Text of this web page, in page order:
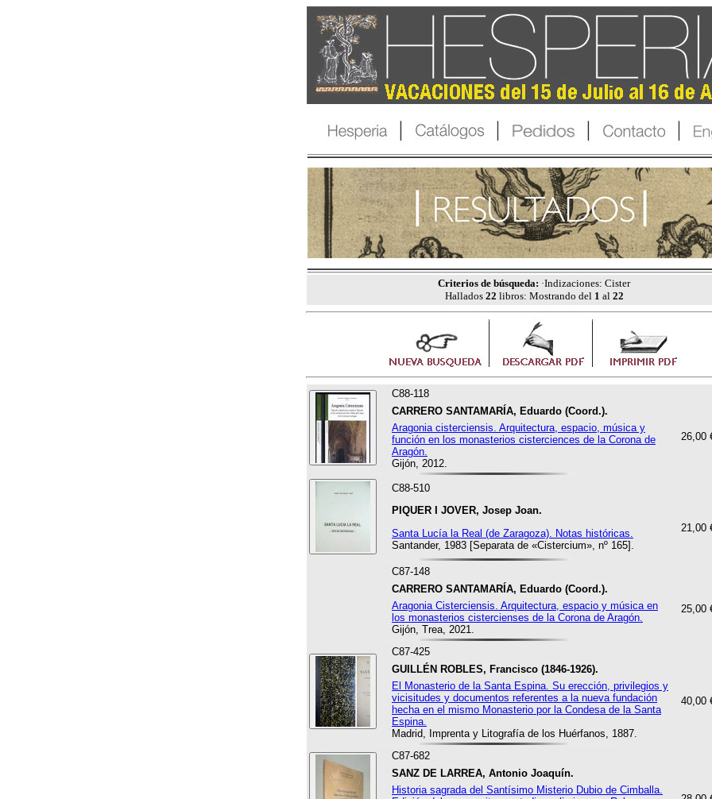
Criterios de búsqueda: ·Indizaciones: Cister
Hallados 22 libros: Mostrando del 1 al 22
C88-118
CARRERO SANTAMARÍA, Eduardo (Coord.).
26,00
Aragonia cisterciensis. Arquitectura, espacio, música y
función en los monasterios cisterciences de la Corona de
Aragón.
Gijón, 2012.
C88-510
PIQUER I JOVER, Josep Joan.
21,00
Santa Lucía la Real (de Zaragoza). Notas históricas.
Santander, 1983 [Separata de «Cistercium», nº 165].
C87-148
CARRERO SANTAMARÍA, Eduardo (Coord.).
25,00
Aragonia Cisterciensis. Arquitectura, espacio y música en
los monasterios cistercienses de la Corona de Aragón.
Gijón, Trea, 2021.
C87-425
GUILLÉN ROBLES, Francisco (1846-1926).
40,00
El Monasterio de la Santa Espina. Su erección, privilegios y
vicisitudes y documentos referentes a la nueva fundación
hecha en el mismo Monasterio por la Condesa de la Santa
Espina.
Madrid, Imprenta y Litografía de los Huérfanos, 1887.
C87-682
SANZ DE LARREA, Antonio Joaquín.
Historia sagrada del Santísimo Misterio Dubio de Cimballa.